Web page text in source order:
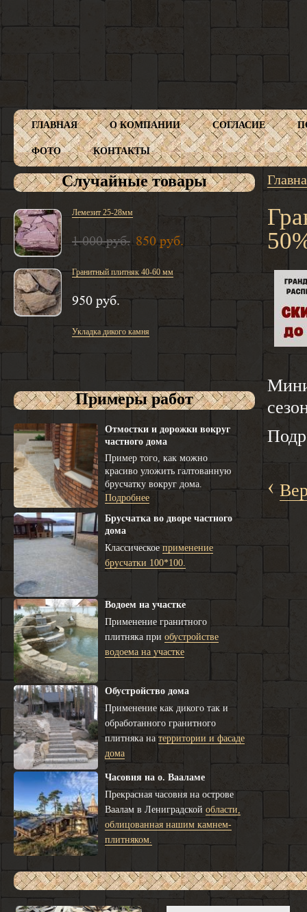
ГЛАВНАЯ О КОМПАНИИ СОГЛАСИЕ
ФОТО КОНТАКТЫ
Случайные товары
Лемезит 25-28мм
1 000 руб. 850 руб.
Гранитный плитняк 40-60 мм
950 руб.
Укладка дикого камня
Примеры работ
Отмостки и дорожки вокруг
частного дома
Пример того, как можно
красиво уложить галтованную
брусчатку вокруг дома.
Подробнее
Брусчатка во дворе частного
дома
Классическоеприменение
брусчатки 100*100.
Водоем на участке
Применение гранитного
плитняка приобустройстве
водоема на участке
Обустройство дома
Применение как дикого так и
обработанного гранитного
плитняка натерритории и фасаде
дома
Часовня на о. Вааламе
Прекрасная часовня на острове
Ваалам в Лениградскойобласти,
облицованная нашим камнем-
плитняком.
‹